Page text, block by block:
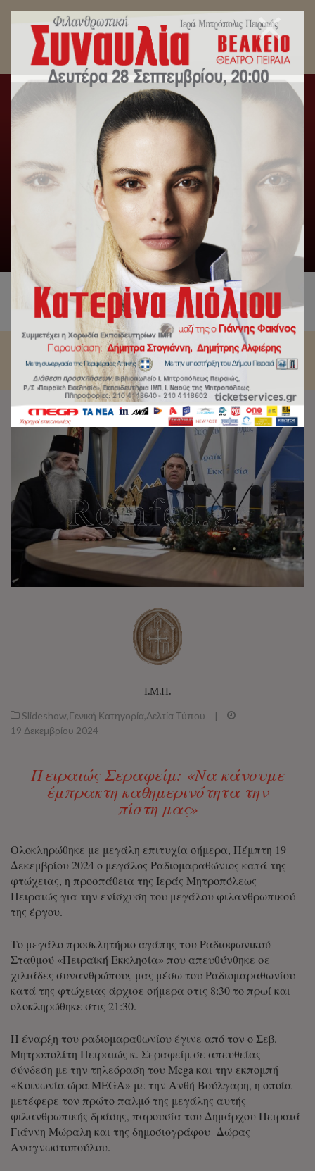
Με επιτυχία ολοκληρώθηκε ο Ραδιομαραθώνιος
κατά της φτώχειας της Ιεράς Μητροπόλεως
Πειραιώς.
Αρχική Slideshow,Γενική Κατηγορία,Δελτία Τύπου
επιτυχία ολοκληρώθηκε ο Ραδιομαραθώνιος κατά της
φτώχειας της Ιεράς Μητροπόλεως Πειραιώς.
Ι.Μ.Π.
Slideshow,Γενική Κατηγορία,Δελτία Τύπου
|
19 Δεκεμβρίου 2024
Πειραιώς Σεραφείμ: «Να κάνουμε
έμπρακτη καθημερινότητα την
πίστη μας»
Ολοκληρώθηκε με μεγάλη επιτυχία σήμερα, Πέμπτη 19
Δεκεμβρίου 2024 ο μεγάλος Ραδιομαραθώνιος κατά της
φτώχειας, η προσπάθεια της Ιεράς Μητροπόλεως
Πειραιώς για την ενίσχυση του μεγάλου φιλανθρωπικού
της έργου.
Το μεγάλο προσκλητήριο αγάπης του Ραδιοφωνικού
Σταθμού «Πειραϊκή Εκκλησία» που απευθύνθηκε σε
χιλιάδες συνανθρώπους μας μέσω του Ραδιομαραθωνίου
κατά της φτώχειας άρχισε σήμερα στις 8:30 το πρωί και
ολοκληρώθηκε στις 21:30.
Η έναρξη του ραδιομαραθωνίου έγινε από τον ο Σεβ.
Μητροπολίτη Πειραιώς κ. Σεραφείμ σε απευθείας
σύνδεση με την τηλεόραση του Mega και την εκπομπή
«Κοινωνία ώρα MEGA» με την Ανθή Βούλγαρη, η οποία
μετέφερε τον πρώτο παλμό της μεγάλης αυτής
φιλανθρωπικής δράσης, παρουσία του Δημάρχου Πειραιά
Γιάννη Μώραλη και της δημοσιογράφου Δώρας
Αναγνωστοπούλου.